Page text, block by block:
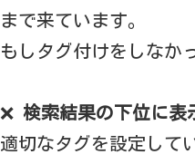
まで来ています。
もしタグ付けをしなか
❌ 検索結果の下位に表
適切なタグを設定して